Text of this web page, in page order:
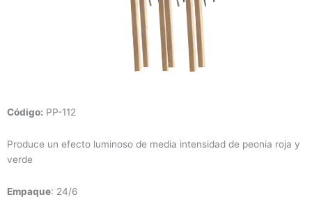
Código: PP-112
Produce un efecto luminoso de media intensidad de peonia roja y
verde
Empaque: 24/6